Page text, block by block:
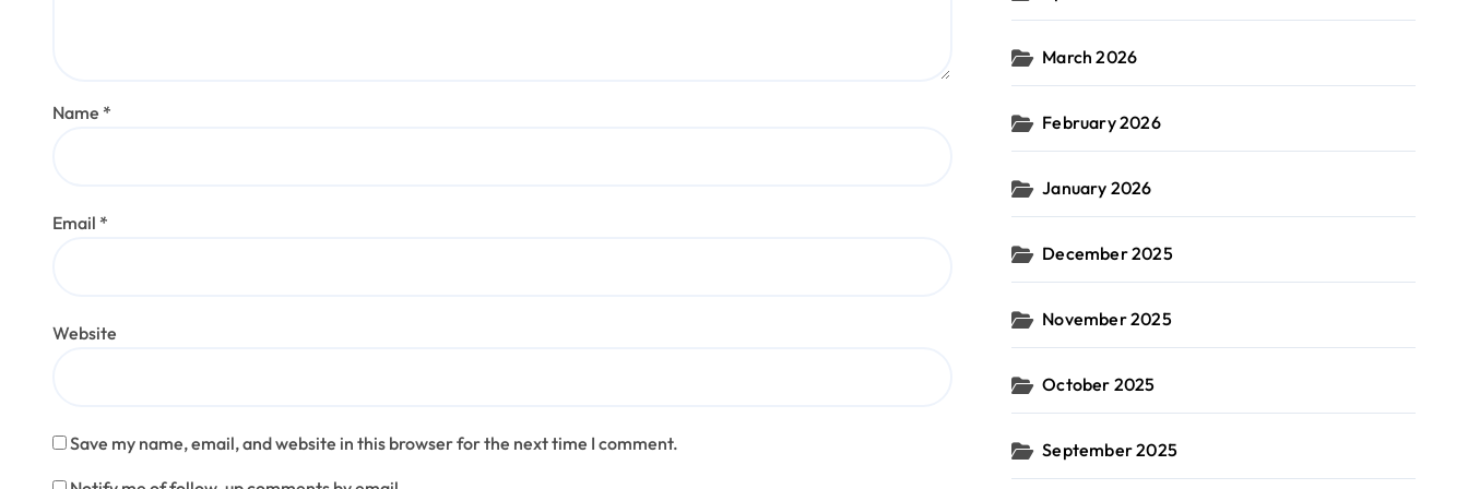
Name *
Email *
Website
Save my name, email, and website in this browser for the next time I comment.
March 2026
February 2026
January 2026
December 2025
November 2025
October 2025
September 2025